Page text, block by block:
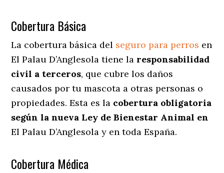
Cobertura Básica
La cobertura básica del seguro para perros en
El Palau D’Anglesola tiene la responsabilidad
civil a terceros, que cubre los daños
causados por tu mascota a otras personas o
propiedades. Esta es la cobertura obligatoria
según la nueva Ley de Bienestar Animal en
El Palau D’Anglesola y en toda España.
Cobertura Médica